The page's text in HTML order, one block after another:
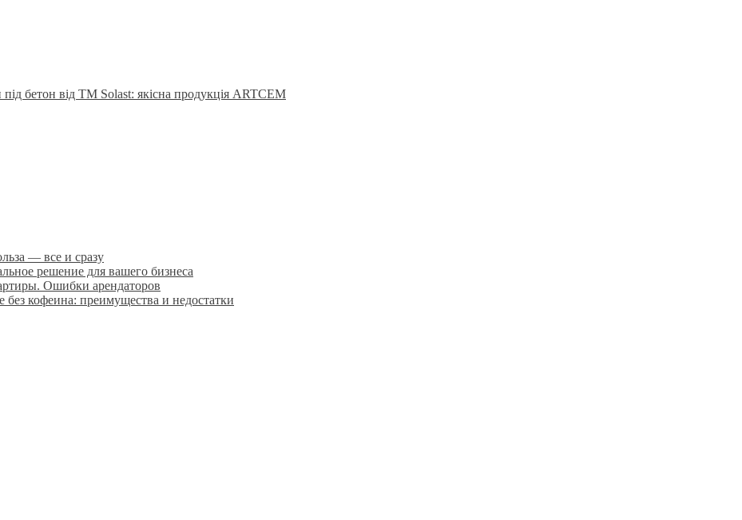
бетон від ТМ Solast: якісна продукція ARTCEM
— все и сразу
решение для вашего бизнеса
Ошибки арендаторов
без кофеина: преимущества и недостатки